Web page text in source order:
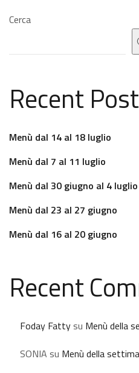
Cerca
Recent
Menù dal 14 al 18 luglio
Menù dal 7 al 11 luglio
Menù dal 30 giugno al 4 luglio
Menù dal 23 al 27 giugno
Menù dal 16 al 20 giugno
Recent
Foday Fattysu Menù della
SONIA su Menù della